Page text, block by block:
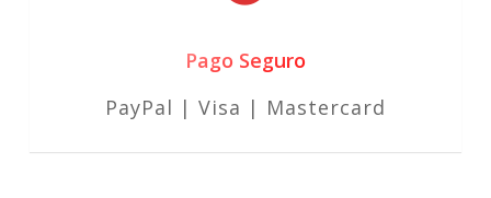
Pago Seguro
PayPal | Visa | Mastercard